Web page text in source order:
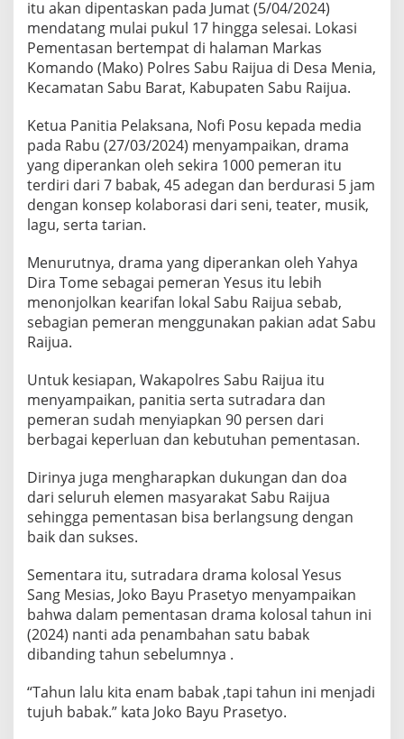
itu akan dipentaskan pada Jumat (5/04/2024)
mendatang mulai pukul 17 hingga selesai. Lokasi
Pementasan bertempat di halaman Markas
Komando (Mako) Polres Sabu Raijua di Desa Menia,
Kecamatan Sabu Barat, Kabupaten Sabu Raijua.
Ketua Panitia Pelaksana, Nofi Posu kepada media
pada Rabu (27/03/2024) menyampaikan, drama
yang diperankan oleh sekira 1000 pemeran itu
terdiri dari 7 babak, 45 adegan dan berdurasi 5 jam
dengan konsep kolaborasi dari seni, teater, musik,
lagu, serta tarian.
Menurutnya, drama yang diperankan oleh Yahya
Dira Tome sebagai pemeran Yesus itu lebih
menonjolkan kearifan lokal Sabu Raijua sebab,
sebagian pemeran menggunakan pakian adat Sabu
Raijua.
Untuk kesiapan, Wakapolres Sabu Raijua itu
menyampaikan, panitia serta sutradara dan
pemeran sudah menyiapkan 90 persen dari
berbagai keperluan dan kebutuhan pementasan.
Dirinya juga mengharapkan dukungan dan doa
dari seluruh elemen masyarakat Sabu Raijua
sehingga pementasan bisa berlangsung dengan
baik dan sukses.
Sementara itu, sutradara drama kolosal Yesus
Sang Mesias, Joko Bayu Prasetyo menyampaikan
bahwa dalam pementasan drama kolosal tahun ini
(2024) nanti ada penambahan satu babak
dibanding tahun sebelumnya .
“Tahun lalu kita enam babak ,tapi tahun ini menjadi
tujuh babak.” kata Joko Bayu Prasetyo.